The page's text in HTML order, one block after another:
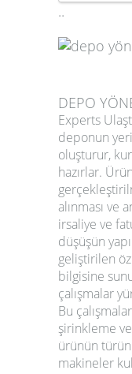
..
DEPO
Experts
deponun
oluşturur,
hazırlar.
alınması ve
irsaliye ve
düşüşün
geliştirilen
bilgisine
çalışmalar
Bu
şirinkleme
ürünün
makineler